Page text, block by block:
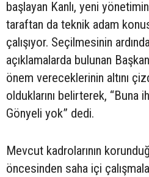
başlayan Kanlı, yeni
taraftan da teknik adam
çalışıyor. Seçilmesinin
açıklamalarda bulunan
önem vereceklerinin altını
olduklarını belirterek, “Buna
Gönyeli yok” dedi.
Mevcut kadrolarının
öncesinden saha içi